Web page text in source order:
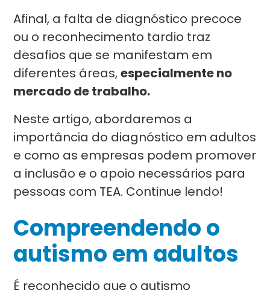
Afinal, a falta de diagnóstico precoce
ou o reconhecimento tardio traz
desafios que se manifestam em
diferentes áreas,especialmente no
mercado de trabalho.
Neste artigo, abordaremos a
importância do diagnóstico em adultos
e como as empresas podem promover
a inclusão e o apoio necessários para
pessoas com TEA. Continue lendo!
Compreendendo o
autismo em adultos
É reconhecido que o autismo